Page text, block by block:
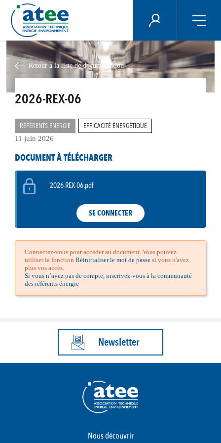
au
contenu
principal
ÉNERGIE PLUS
Retour à la liste de documentation
2026-REX-06
RÉFÉRENTS ENERGIE EFFICACITÉ ÉNERGÉTIQUE
11 juin 2026
DOCUMENT À TÉLÉCHARGER
2026-REX-06.pdf
SE CONNECTER
Connectez-vous pour accéder au document. Vous pouvez
utiliser la fonction Réinitialiser le mot de passesi vous n'avez
plus vos accès.
Si vous n’avez pas de compte, inscrivez-vous à la communauté
des référents énergie
Newsletter
Nous découvrir
Panneau de gestion des cookies